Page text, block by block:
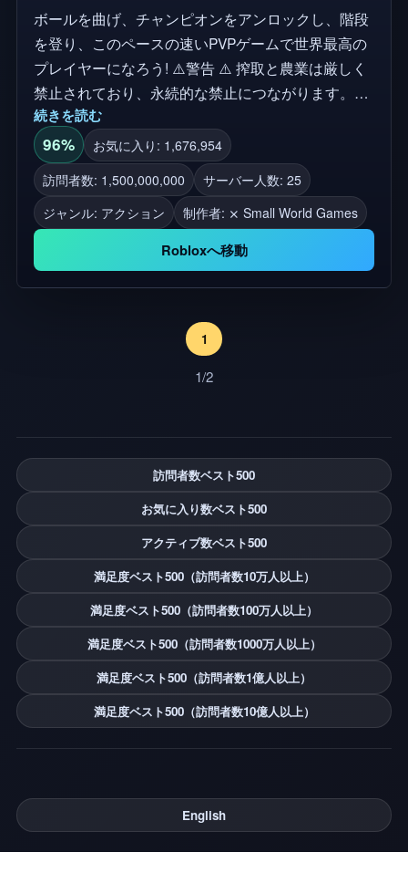
ボールを曲げ、チャンピオンをアンロックし、階段
を登り、このペースの速いPVPゲームで世界最高の
プレイヤーになろう! ⚠️警告 ⚠️ 搾取と農業は厳しく
禁止されており、永続的な禁止につながります。私
たちは私たちの禁止に上訴しません 📱💻 デスクト
ップ、コンソール、モバイル、タブレットプレイヤ
ーをサポート 🏆 ボーナスのためにグループに「い
いね」して参加する そして無料のVIPサーバー!
Small World Gamesの❤️を使って作成 タグ: ミニゲー
ム, バトルゲーム, pvp, マルチプレイヤー, スキル, ド
ッジボール, スポーツ, モバイル, コンソール, xbox,
pc, ボール
続きを読む
96%
お気に入り: 1,676,954
訪問者数: 1,500,000,000
サーバー人数: 25
ジャンル: アクション
制作者: ⨯ Small World Games
Robloxへ移動
1
1/2
訪問者数ベスト500
お気に入り数ベスト500
アクティブ数ベスト500
満足度ベスト500（訪問者数10万人以上）
満足度ベスト500（訪問者数100万人以上）
満足度ベスト500（訪問者数1000万人以上）
満足度ベスト500（訪問者数1億人以上）
満足度ベスト500（訪問者数10億人以上）
English